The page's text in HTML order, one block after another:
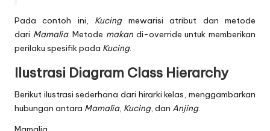
Pada contoh ini, Kucingmewarisi atribut dan metode
dari Mamalia. Metode makan di-override untuk memberikan
perilaku spesifik pada Kucing.
Ilustrasi Diagram Class Hierarchy
Berikut ilustrasi sederhana dari hirarki kelas, menggambarkan
hubungan antara Mamalia, Kucing, dan Anjing.